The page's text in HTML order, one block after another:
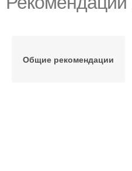
Общие рекомендации